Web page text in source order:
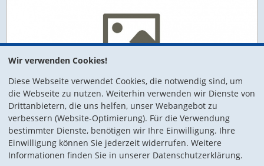
Einwegplastikprodukte sollen künftig reduziert werden oder,
wenn Alternativen bestehen, verboten werden
Wir verwenden Cookies!
Diese Webseite verwendet Cookies, die notwendig sind, um
die Webseite zu nutzen. Weiterhin verwenden wir Dienste von
Drittanbietern, die uns helfen, unser Webangebot zu
verbessern (Website-Optimierung). Für die Verwendung
bestimmter Dienste, benötigen wir Ihre Einwilligung. Ihre
Einwilligung können Sie jederzeit widerrufen. Weitere
Informationen finden Sie in unserer Datenschutzerklärung.